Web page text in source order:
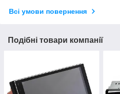
Всі умови повернення
Подібні товари компанії